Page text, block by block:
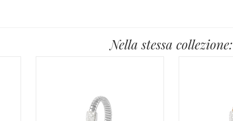
Nella stessa collezione: